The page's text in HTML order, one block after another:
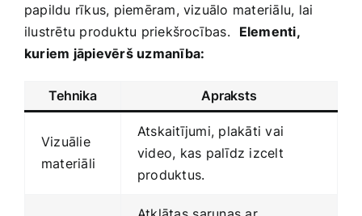
papildu rīkus, piemēram, vizuālo materiālu, lai
ilustrētu ‌produktu priekšrocības. ⁢ Elementi,
‌kuriem jāpievērš uzmanība:
Tehnika Apraksts
Vizuālie
materiāli
Atskaitījumi, plakāti vai
video, kas palīdz izcelt ​
produktus.